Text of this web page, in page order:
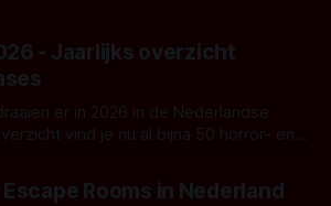
- Jaarlijks overzicht
er in 2026 in de Nederlandse
vind je nu al bijna 50 horror- en
Rooms in Nederland